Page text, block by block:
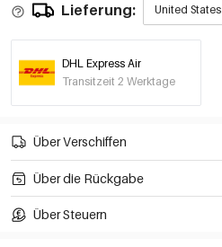
Lieferung: United States
DHL Express Air
Transitzeit 2 Werktage
Über Verschiffen
Über die Rückgabe
Über Steuern